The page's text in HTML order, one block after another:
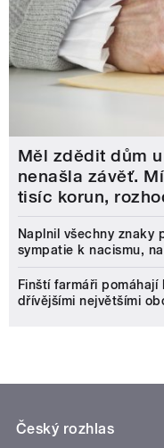
Měl zdědit dům
nenašla závěť.
tisíc korun,
Naplnil všechny znaky
sympatie k nacismu,
Finští farmáři
dřívějšími největšími
Český rozhlas